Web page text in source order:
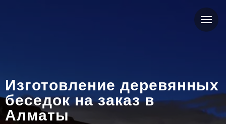
Изготовление деревянных
беседок на заказ в
Алматы